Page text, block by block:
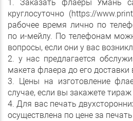
1. Заказать флаеры Умань
круглосуточно (https://
рабочее время лично по
по и-мейлу. По телефонам
вопросы, если они у вас
2. у нас предлагается
макета флаера до его
3. Цены на изготовление
случае, если вы закажете
4. Для вас печать
осуществлена по цене за